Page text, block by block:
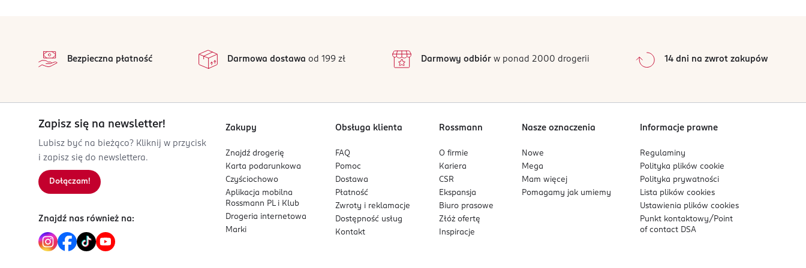
Magnez 257 mg (69%*)
42-202 Częstochowa
2
1
0%
Sortowanie wgdata: od najnowszej
Bezpieczna płatność Darmowa dostawa od 199 zł Darmowy odbiórw ponad 2000 drogerii 14 dni na zwrot zakupów
Zapisz się na newsletter!
Lubisz być na bieżąco? Kliknij w przycisk
i zapisz się do newslettera.
Dołączam!
Znajdź nas również na:
Zakupy
Znajdź drogerię
Karta podarunkowa
Czyściochowo
Aplikacja mobilna
Rossmann PL i Klub
Drogeria internetowa
Marki
Obsługa klienta
FAQ
Pomoc
Dostawa
Płatność
Zwroty i reklamacje
Dostępność usług
Kontakt
Rossmann
O firmie
Kariera
CSR
Ekspansja
Biuro prasowe
Złóż ofertę
Inspiracje
Nasze oznaczenia
Nowe
Mega
Mam więcej
Pomagamy jak umiemy
Informacje prawne
Regulaminy
Polityka plikówcookie
Polityka prywatności
Lista plikówcookies
Ustawienia plikówcookies
Punkt kontaktowy/ Point
of contact DSA